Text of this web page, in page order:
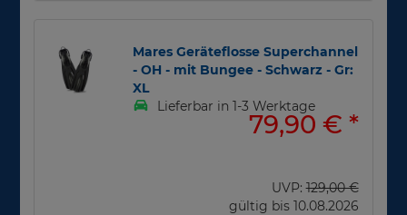
Mares Geräteflosse Superchannel
- OH - mit Bungee - Schwarz - Gr:
XL
Lieferbar in 1-3 Werktage
79,90 € *
UVP:129,00 €
gültig bis 10.08.2026